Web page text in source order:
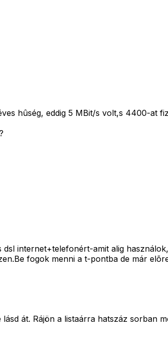
hûség, eddig 5 MBit/s volt,s 4400-at
internet+telefonért-amit alig
fogok menni a t-pontba de már
át. Rájön a listaárra hatszáz sorban